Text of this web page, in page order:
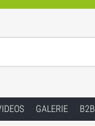
GALERIE B2B